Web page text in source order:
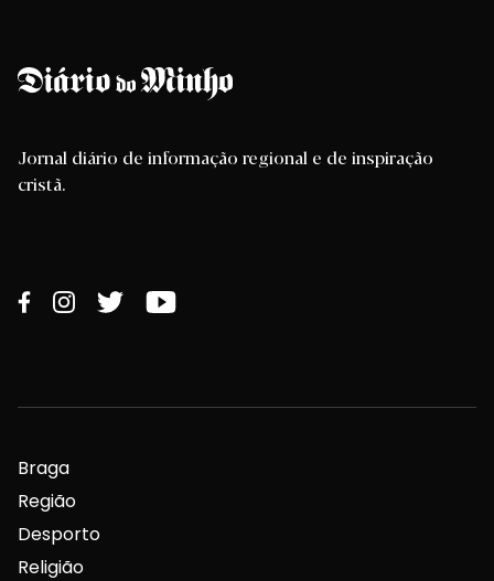
Jornal diário de informação regional e de inspiração
cristã.
Braga
Região
Desporto
Religião